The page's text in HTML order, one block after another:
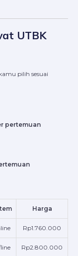
UTBK
pilih sesuai
pertemuan
Harga
Rp1.760.000
Rp2.800.000